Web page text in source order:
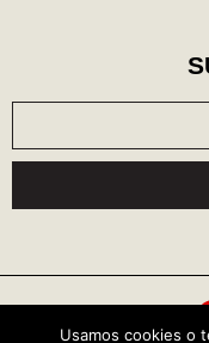
Usamos cookies o